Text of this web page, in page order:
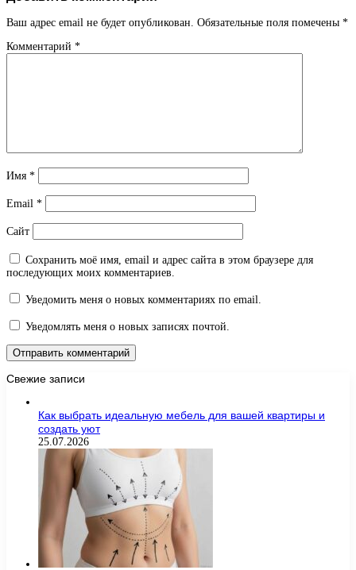
Ваш адрес email не будет опубликован. Обязательные поля помечены *
Комментарий *
Имя *
Email *
Сайт
Сохранить моё имя, email и адрес сайта в этом браузере для
последующих моих комментариев.
Уведомить меня о новых комментариях по email.
Уведомлять меня о новых записях почтой.
Свежие записи
Как выбрать идеальную мебель для вашей квартиры и
создать уют
25.07.2026